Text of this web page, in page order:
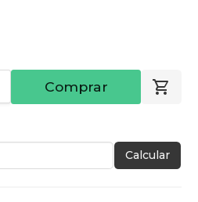
Comprar
Calcular